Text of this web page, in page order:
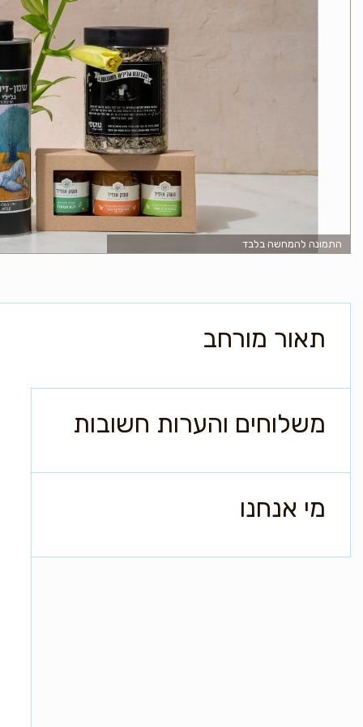
התמונה להמחשה בלבד
תאור מורחב
משלוחים והערות חשובות
מי אנחנו